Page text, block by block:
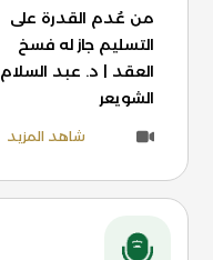
من عُدم القدرة على
التسليم جاز له فسخ
العقد | د. عبد السلام
الشويعر
شاهد المزيد